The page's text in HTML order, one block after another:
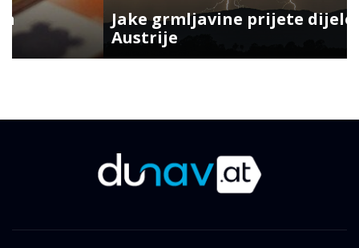
Jake grmljavine prijete dijelovima
Austrije